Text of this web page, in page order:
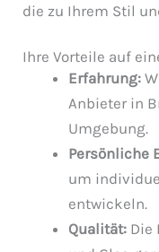
die zu Ihrem Stil
Ihre Vorteile auf
Erfahrung:
Anbieter in
Umgebung.
Persönliche
um
entwickeln.
Qualität: Die